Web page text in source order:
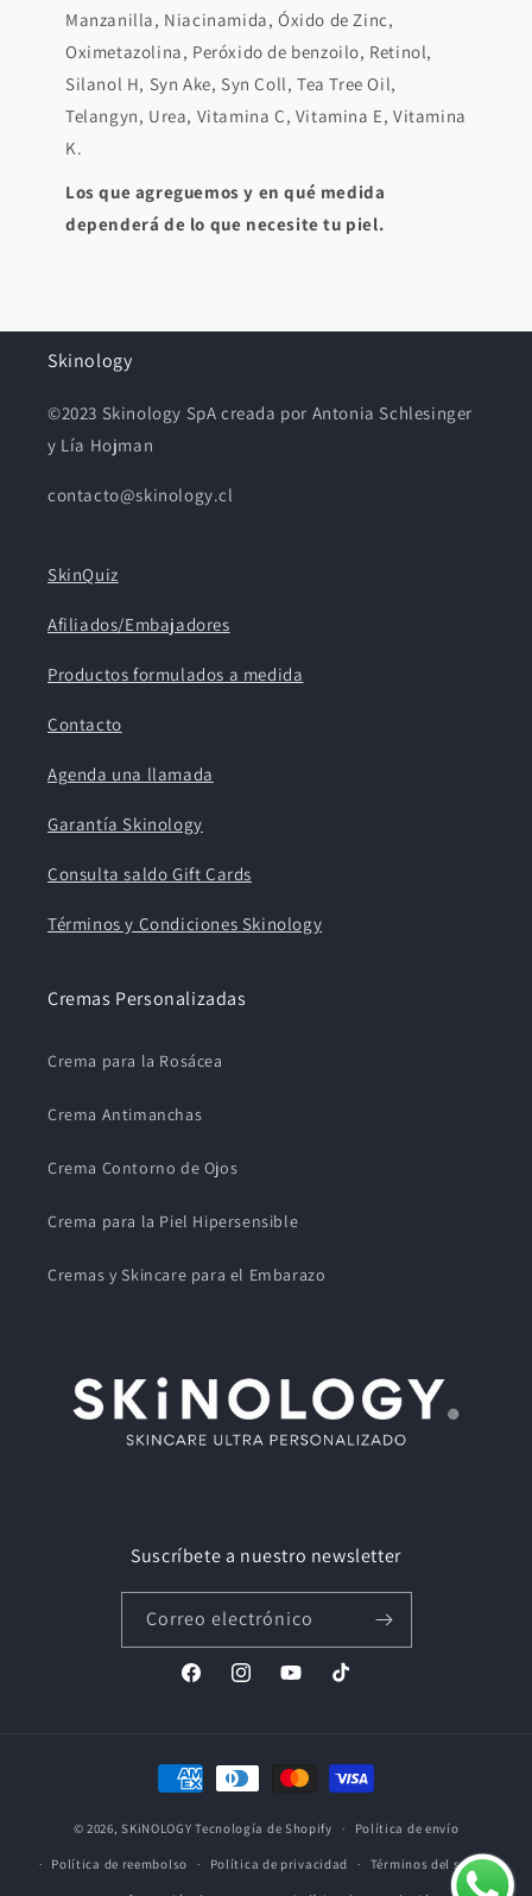
Manzanilla, Niacinamida, Óxido de Zinc,
Oximetazolina, Peróxido de benzoilo, Retinol,
Silanol H, Syn Ake, Syn Coll, Tea Tree Oil,
Telangyn, Urea, Vitamina C, Vitamina E, Vitamina
K.
Los que agreguemos y en qué medida
dependerá de lo que necesite tu piel.
Skinology
©2023 Skinology SpA creada por Antonia Schlesinger
y Lía Hojman
contacto@skinology.cl
SkinQuiz
Afiliados/Embajadores
Productos formulados a medida
Contacto
Agenda una llamada
Garantía Skinology
Consulta saldo Gift Cards
Términos y Condiciones Skinology
Cremas Personalizadas
Crema para la Rosácea
Crema Antimanchas
Crema Contorno de Ojos
Crema para la Piel Hipersensible
Cremas y Skincare para el Embarazo
Suscríbete a nuestro newsletter
Correo electrónico
FacebookInstagramYouTubeTikTok
Formas
de
pago
© 2026, SKiNOLOGY Tecnología de Shopify Política de envío
Política de reembolso Política de privacidad Términos del servicio